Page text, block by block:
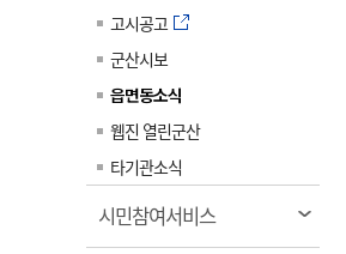
고시공고
군산시보
읍면동소식
웹진 열린군산
타기관소식
시민참여서비스열
림